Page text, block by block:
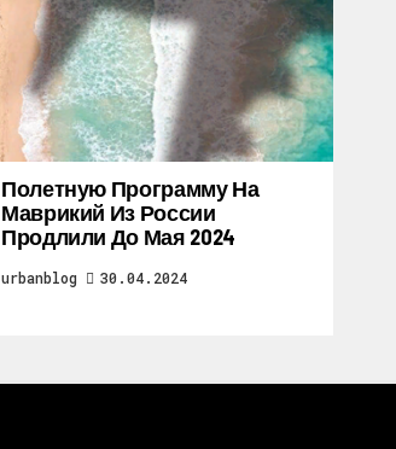
Полетную Программу На
Маврикий Из России
Продлили До Мая 2024
urbanblog 30.04.2024